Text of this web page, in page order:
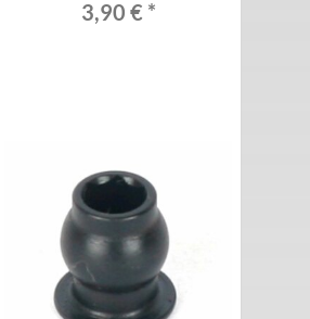
3,90 € *